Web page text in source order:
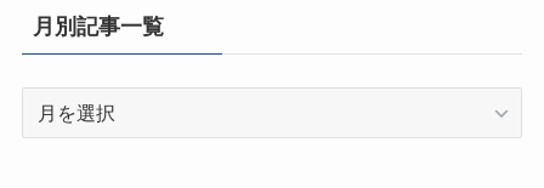
県
別
一
月別記事一覧